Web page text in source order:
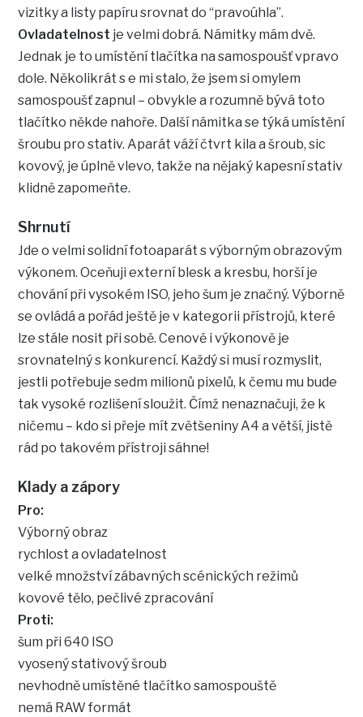
vizitky a listy papíru srovnat do “pravoúhla”.
Ovladatelnost je velmi dobrá. Námitky mám dvě.
Jednak je to umístění tlačítka na samospoušť vpravo
dole. Několikrát s e mi stalo, že jsem si omylem
samospoušť zapnul – obvykle a rozumně bývá toto
tlačítko někde nahoře. Další námitka se týká umístění
šroubu pro stativ. Aparát váží čtvrt kila a šroub, sic
kovový, je úplně vlevo, takže na nějaký kapesní stativ
klidně zapomeňte.
Shrnutí
Jde o velmi solidní fotoaparát s výborným obrazovým
výkonem. Oceňuji externí blesk a kresbu, horší je
chování při vysokém ISO, jeho šum je značný. Výborně
se ovládá a pořád ještě je v kategorii přístrojů, které
lze stále nosit při sobě. Cenově i výkonově je
srovnatelný s konkurencí. Každý si musí rozmyslit,
jestli potřebuje sedm milionů pixelů, k čemu mu bude
tak vysoké rozlišení sloužit. Čímž nenaznačuji, že k
ničemu – kdo si přeje mít zvětšeniny A4 a větší, jistě
rád po takovém přístroji sáhne!
Klady a zápory
Pro:
Výborný obraz
rychlost a ovladatelnost
velké množství zábavných scénických režimů
kovové tělo, pečlivé zpracování
Proti:
šum při 640 ISO
vyosený stativový šroub
nevhodně umístěné tlačítko samospouště
nemá RAW formát